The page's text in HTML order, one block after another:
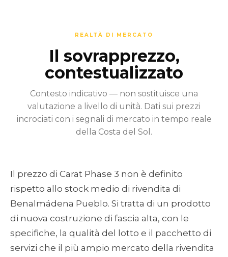
REALTÀ DI MERCATO
Il sovrapprezzo,
contestualizzato
Contesto indicativo — non sostituisce una
valutazione a livello di unità. Dati sui prezzi
incrociati con i segnali di mercato in tempo reale
della Costa del Sol.
Il prezzo di Carat Phase 3 non è definito
rispetto allo stock medio di rivendita di
Benalmádena Pueblo. Si tratta di un prodotto
di nuova costruzione di fascia alta, con le
specifiche, la qualità del lotto e il pacchetto di
servizi che il più ampio mercato della rivendita